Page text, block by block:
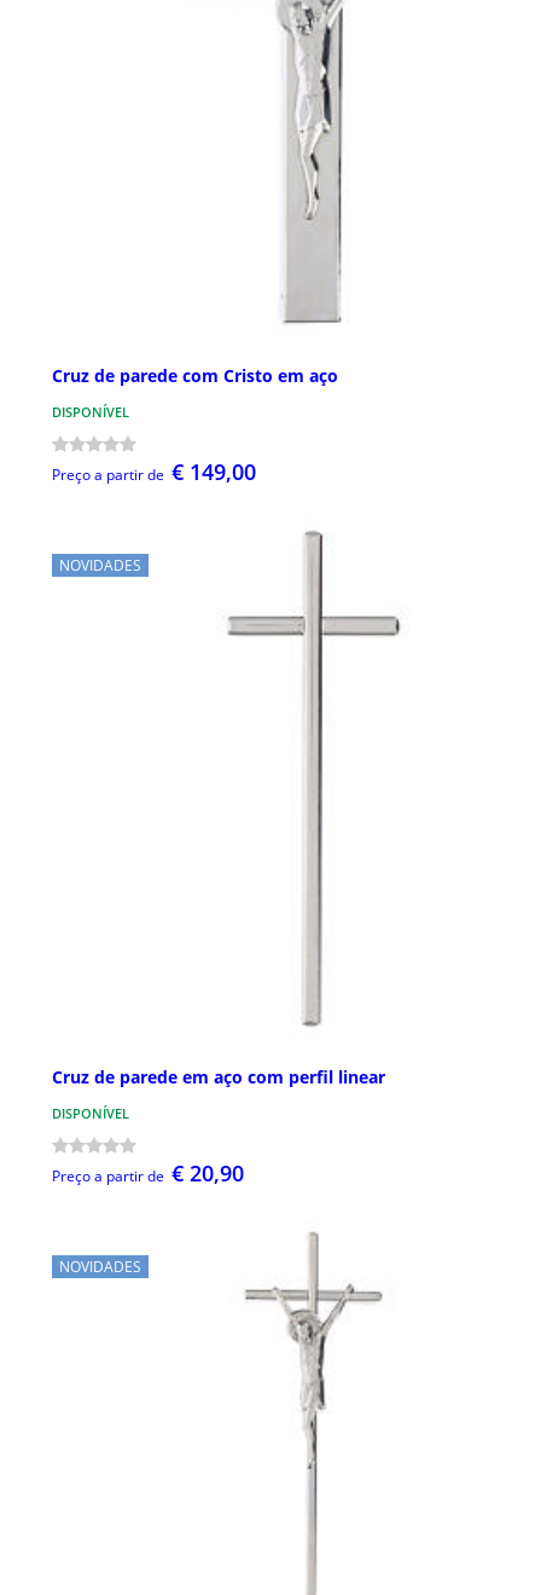
Cruz de parede com Cristo em aço
DISPONÍVEL
Preço a partir de € 149,00
NOVIDADES
Cruz de parede em aço com perfil linear
DISPONÍVEL
Preço a partir de € 20,90
NOVIDADES